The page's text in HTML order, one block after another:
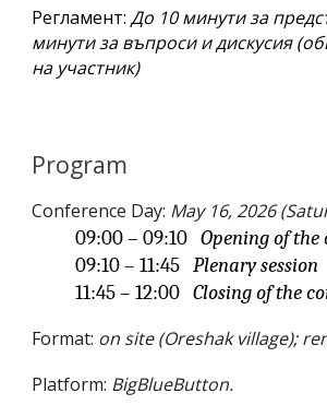
Регламент:До 10 минути за
минути за въпроси и дискусия
на участник)
Program
Conference Day: May 16, 2026
09:00 – 09:10Opening of the
09:10 – 11:45Plenary session
11:45 – 12:00Closing of the
Format: on site (Oreshak village);
Platform: BigBlueButton.